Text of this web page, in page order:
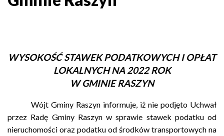
WYSOKOŚĆ STAWEK PODATKOWYCH I OPŁAT
LOKALNYCH NA 2022 ROK
W GMINIE RASZYN
Wójt Gminy Raszyn informuje, iż nie podjęto Uchwał
przez Radę Gminy Raszyn w sprawie stawek podatku od
nieruchomości oraz podatku od środków transportowych na